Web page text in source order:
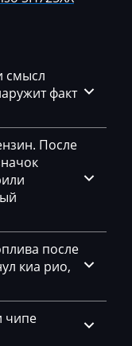
смысл
факт
После
после
киа рио,
чипе